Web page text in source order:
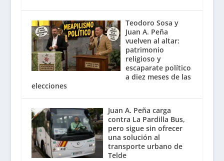
Teodoro Sosa y
Juan A. Peña
vuelven al altar:
patrimonio
religioso y
escaparate político
a diez meses de las
elecciones
Juan A. Peña carga
contra La Pardilla Bus,
pero sigue sin ofrecer
una solución al
transporte urbano de
Telde